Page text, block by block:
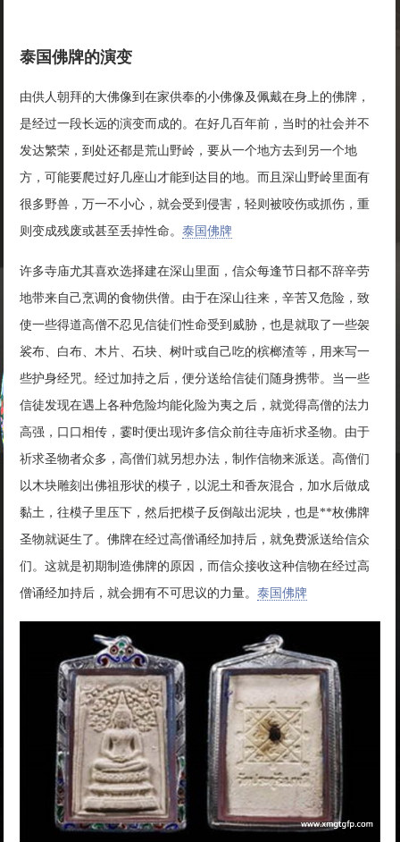
泰国佛牌的演变
由供人朝拜的大佛像到在家供奉的小佛像及佩戴在身上的佛牌，
是经过一段长远的演变而成的。在好几百年前，当时的社会并不
发达繁荣，到处还都是荒山野岭，要从一个地方去到另一个地
方，可能要爬过好几座山才能到达目的地。而且深山野岭里面有
很多野兽，万一不小心，就会受到侵害，轻则被咬伤或抓伤，重
则变成残废或甚至丢掉性命。泰国佛牌
许多寺庙尤其喜欢选择建在深山里面，信众每逢节日都不辞辛劳
地带来自己烹调的食物供僧。由于在深山往来，辛苦又危险，致
使一些得道高僧不忍见信徒们性命受到威胁，也是就取了一些袈
裟布、白布、木片、石块、树叶或自己吃的槟榔渣等，用来写一
些护身经咒。经过加持之后，便分送给信徒们随身携带。当一些
信徒发现在遇上各种危险均能化险为夷之后，就觉得高僧的法力
高强，口口相传，霎时便出现许多信众前往寺庙祈求圣物。由于
祈求圣物者众多，高僧们就另想办法，制作信物来派送。高僧们
以木块雕刻出佛祖形状的模子，以泥土和香灰混合，加水后做成
黏土，往模子里压下，然后把模子反倒敲出泥块，也是**枚佛牌
圣物就诞生了。佛牌在经过高僧诵经加持后，就免费派送给信众
们。这就是初期制造佛牌的原因，而信众接收这种信物在经过高
僧诵经加持后，就会拥有不可思议的力量。泰国佛牌